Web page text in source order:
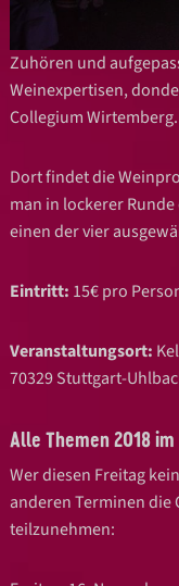
Zuhören und
Weinexpertisen,
Collegium Wirtemberg.
Dort findet die
man in lockerer
einen der vier
Eintritt: 15€ pro
Veranstaltungsort:
70329 Stuttgart-
Alle Themen 2018
Wer diesen Freitag
anderen Terminen die
teilzunehmen: